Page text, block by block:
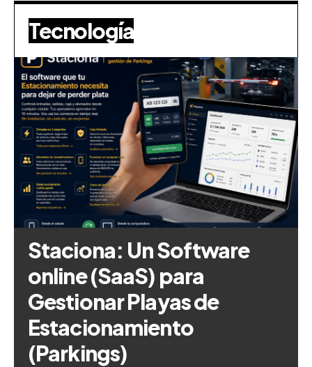
Tecnología
Staciona: Un Software
online (SaaS) para
Gestionar Playas de
Estacionamiento
(Parkings)